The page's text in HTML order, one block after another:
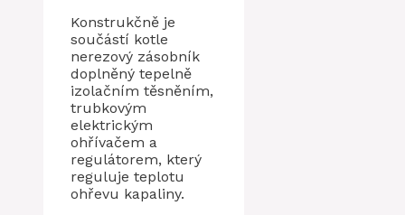
Konstrukčně je
součástí kotle
nerezový zásobník
doplněný tepelně
izolačním těsněním,
trubkovým
elektrickým
ohřívačem a
regulátorem, který
reguluje teplotu
ohřevu kapaliny.